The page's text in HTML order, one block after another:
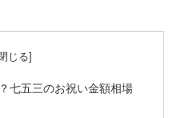
七五三のお祝い金額相場